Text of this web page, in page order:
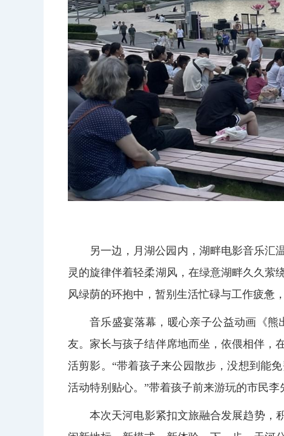
另一边，月湖公园内，湖畔电影音乐汇
灵的旋律伴着轻柔湖风，在绿意湖畔久久萦
风绿荫的环抱中，暂别生活忙碌与工作疲惫
音乐盛宴落幕，暖心亲子公益动画《
友。家长与孩子结伴席地而坐，依偎相伴，
活剪影。“带着孩子来公园散步，没想到能
活动特别贴心。”带着孩子前来游玩的市民李
本次天河电影紧扣文旅融合发展趋势，